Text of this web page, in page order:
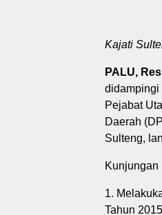
Kajati
PALU,
didampingi
Pejabat
Daerah
Sulteng,
Kunjungan
1.
Tahun